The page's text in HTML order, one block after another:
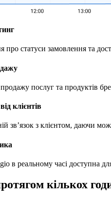
про статуси замовлення та
послуг та продуктів
клієнтів
зв’язок з клієнтом, даючи
в реальному часі доступна
кількох